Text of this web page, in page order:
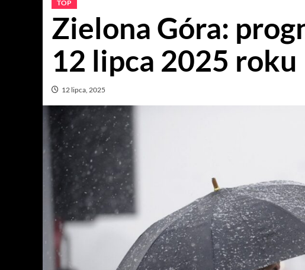
TOP
Zielona Góra:
12 lipca 2025 roku
12 lipca, 2025